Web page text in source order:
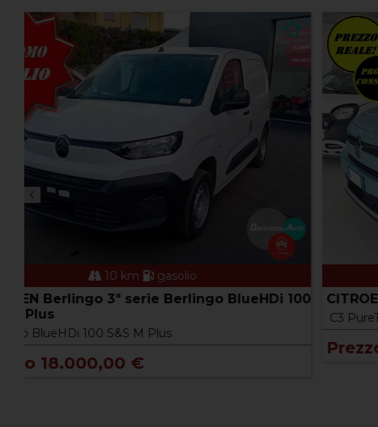
10 km
CITROEN C3 4ª serie C3 PureTech 100 S&S Plus
C3 PureTech 100 S&S Plus
Prezzo 16.300,00 €